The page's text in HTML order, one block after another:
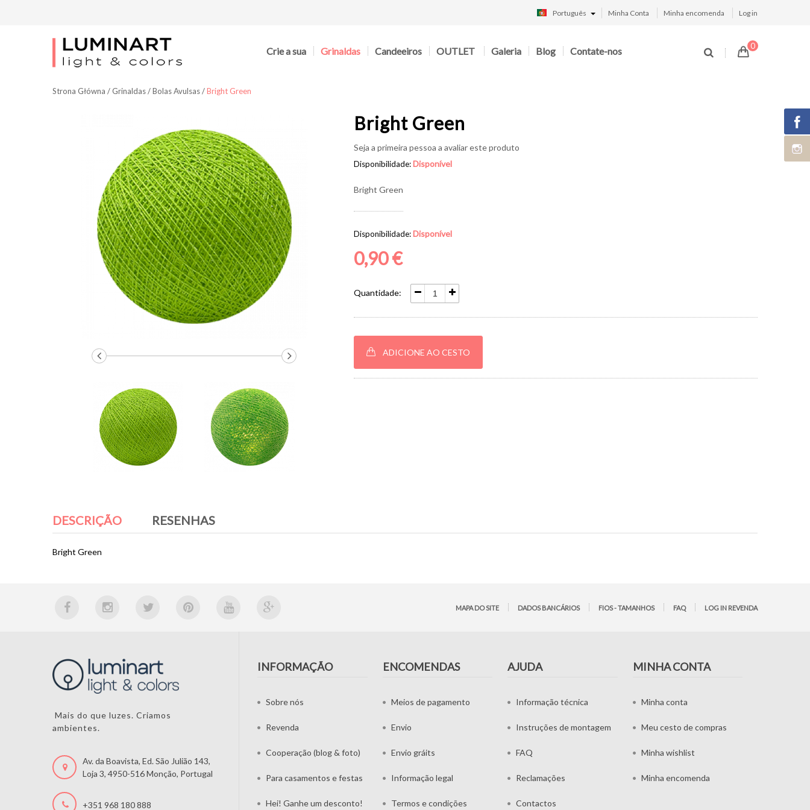
Minha Conta Minha encomenda Log in
Português
0
Crie a sua Grinaldas Candeeiros OUTLET Galeria Blog Contate-nos
Strona Główna / Grinaldas/Bolas Avulsas/Bright Green
Bright Green
Seja a primeira pessoa a avaliar este produto
Disponibilidade:Disponível
Bright Green
Disponibilidade:Disponível
0,90 €
Quantidade:
ADICIONE AO CESTO
DESCRIÇÃO RESENHAS
Bright Green
MAPA DO SITE DADOS BANCÁRIOS FIOS - TAMANHOS FAQ LOG IN REVENDA
Mais do que luzes. Criamos
ambientes.
Av. da Boavista, Ed. São Julião 143,
Loja 3, 4950-516 Monção, Portugal
+351 968 180 888
INFORMAÇÃO
Sobre nós
Revenda
Cooperação (blog & foto)
Para casamentos e festas
Hei! Ganhe um desconto!
ENCOMENDAS
Meios de pagamento
Envio
Envio gráits
Informação legal
Termos e condições
AJUDA
Informação técnica
Instruções de montagem
FAQ
Reclamações
Contactos
MINHA CONTA
Minha conta
Meu cesto de compras
Minha wishlist
Minha encomenda